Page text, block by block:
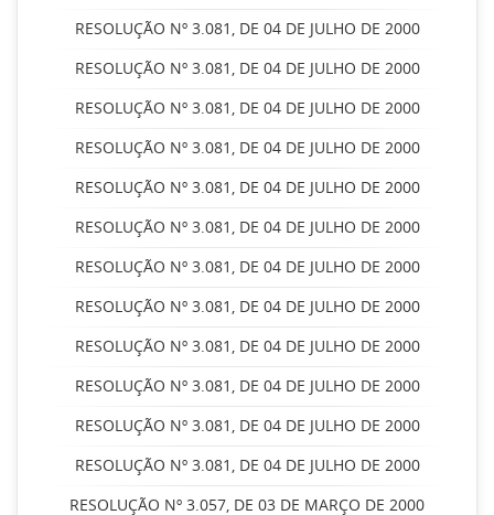
RESOLUÇÃO Nº 3.081, DE 04 DE JULHO DE 2000
RESOLUÇÃO Nº 3.081, DE 04 DE JULHO DE 2000
RESOLUÇÃO Nº 3.081, DE 04 DE JULHO DE 2000
RESOLUÇÃO Nº 3.081, DE 04 DE JULHO DE 2000
RESOLUÇÃO Nº 3.081, DE 04 DE JULHO DE 2000
RESOLUÇÃO Nº 3.081, DE 04 DE JULHO DE 2000
RESOLUÇÃO Nº 3.081, DE 04 DE JULHO DE 2000
RESOLUÇÃO Nº 3.081, DE 04 DE JULHO DE 2000
RESOLUÇÃO Nº 3.081, DE 04 DE JULHO DE 2000
RESOLUÇÃO Nº 3.081, DE 04 DE JULHO DE 2000
RESOLUÇÃO Nº 3.081, DE 04 DE JULHO DE 2000
RESOLUÇÃO Nº 3.081, DE 04 DE JULHO DE 2000
RESOLUÇÃO Nº 3.057, DE 03 DE MARÇO DE 2000